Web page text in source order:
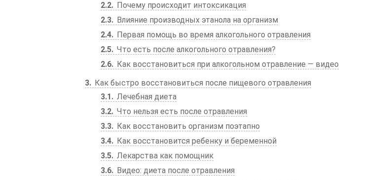
2.2
Почему происходит интоксикация
2.3
Влияние производных этанола на организм
2.4
Первая помощь во время алкогольного отравления
2.5 Что есть после алкогольного отравления?
2.6
Как восстановиться при алкогольном отравление — видео
3
Как быстро восстановиться после пищевого отравления
3.1
Лечебная диета
3.2 Что нельзя есть после отравления
3.3
Как восстановить организм поэтапно
3.4
Как восстановится ребенку и беременной
3.5 Лекарства как помощник
3.6
Видео: диета после отравления